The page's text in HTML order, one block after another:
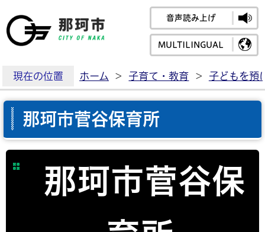
那珂市公式ホームペ
音声読み上げ
MULTILINGUAL
現在の位置 ホーム > 子育て・教育 > 子どもを預
那珂市菅谷保育所
那珂市菅谷保